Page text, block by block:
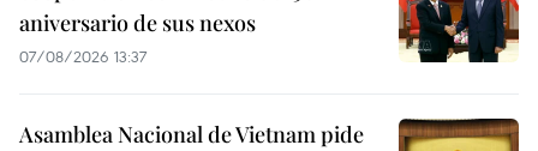
aniversario de sus nexos
07/08/2026 13:37
Asamblea Nacional de Vietnam pide